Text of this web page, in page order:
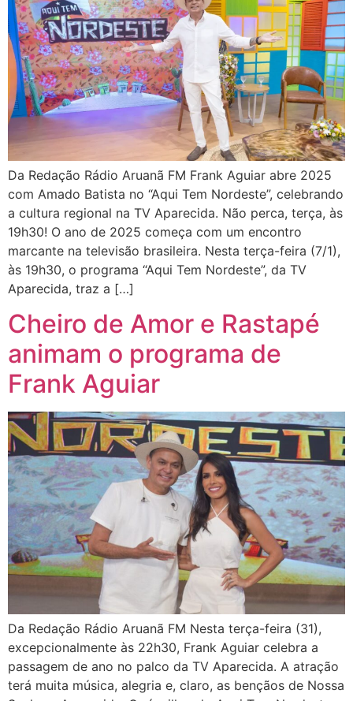
Da Redação Rádio Aruanã FM Frank Aguiar abre 2025
com Amado Batista no “Aqui Tem Nordeste”, celebrando
a cultura regional na TV Aparecida. Não perca, terça, às
19h30! O ano de 2025 começa com um encontro
marcante na televisão brasileira. Nesta terça-feira (7/1),
às 19h30, o programa “Aqui Tem Nordeste”, da TV
Aparecida, traz a […]
Cheiro de Amor e Rastapé
animam o programa de
Frank Aguiar
Da Redação Rádio Aruanã FM Nesta terça-feira (31),
excepcionalmente às 22h30, Frank Aguiar celebra a
passagem de ano no palco da TV Aparecida. A atração
terá muita música, alegria e, claro, as bençãos de Nossa